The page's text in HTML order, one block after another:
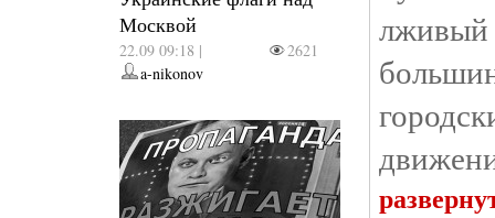
Москвой
22.09 09:18 |
2621
a-nikonov